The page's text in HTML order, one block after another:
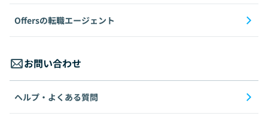
Offersの転職エージェント
お問い合わせ
ヘルプ・よくある質問